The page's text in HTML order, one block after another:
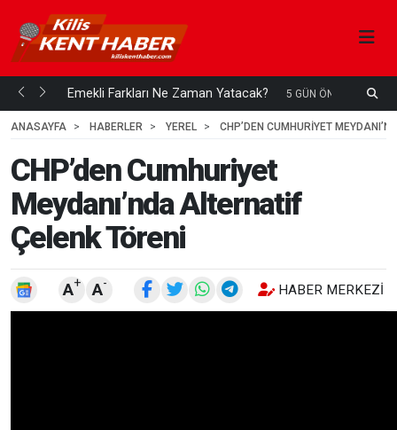
mi... Emekli Farkları Ne Zaman Yatacak? 5 GÜN ÖNCE
ANASAYFA
HABERLER YEREL CHP’DEN CUMHURIYET
CHP’den Cumhuriyet
Meydanı’nda Alternatif
Çelenk Töreni
A+ A- HABER MERKEZI